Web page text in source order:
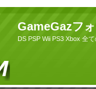
GameGazフ
DS PSP Wii PS3 Xbox 全